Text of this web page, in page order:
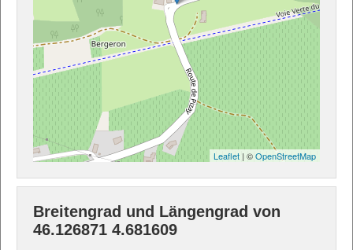
Leaflet | ©OpenStreetMap
Breitengrad und Längengrad von
46.126871 4.681609